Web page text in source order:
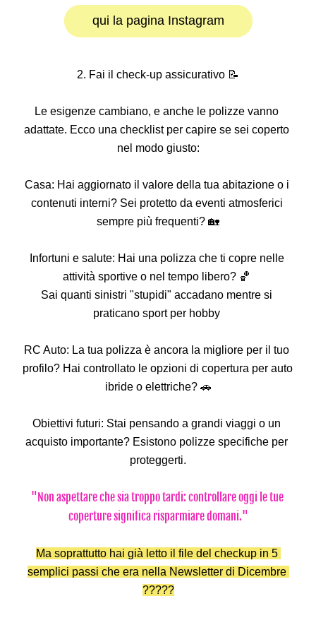
qui la pagina Instagram
2. Fai il check-up assicurativo 📝
Le esigenze cambiano, e anche le polizze vanno
adattate. Ecco una checklist per capire se sei coperto
nel modo giusto:
Casa: Hai aggiornato il valore della tua abitazione o i
contenuti interni? Sei protetto da eventi atmosferici
sempre più frequenti? 🏡
Infortuni e salute: Hai una polizza che ti copre nelle
attività sportive o nel tempo libero? 🏀
Sai quanti sinistri "stupidi" accadano mentre si
praticano sport per hobby
RC Auto: La tua polizza è ancora la migliore per il tuo
profilo? Hai controllato le opzioni di copertura per auto
ibride o elettriche? 🚗
Obiettivi futuri: Stai pensando a grandi viaggi o un
acquisto importante? Esistono polizze specifiche per
proteggerti.
"Non aspettare che sia troppo tardi: controllare oggi le tue
coperture significa risparmiare domani."
Ma soprattutto hai già letto il file del checkup in 5
semplici passi che era nella Newsletter di Dicembre
?????